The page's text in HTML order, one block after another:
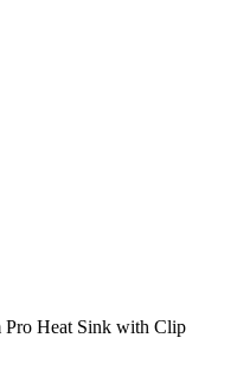
Pro Heat Sink with Clip